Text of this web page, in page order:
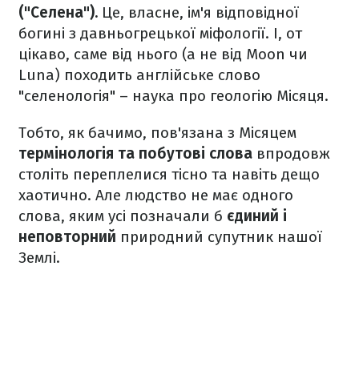
("Селена"). Це, власне, ім'я відповідної
богині з давньогрецької міфології. І, от
цікаво, саме від нього (а не від Moon чи
Luna) походить англійське слово
"селенологія" – наука про геологію Місяця.
Тобто, як бачимо, пов'язана з Місяцем
термінологія та побутові слова впродовж
століть переплелися тісно та навіть дещо
хаотично. Але людство не має одного
слова, яким усі позначали б єдиний і
неповторний природний супутник нашої
Землі.